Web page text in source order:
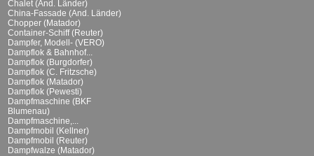
Chalet (And. Länder)
China-Fassade (And. Länder)
Chopper (Matador)
Container-Schiff (Reuter)
Dampfer, Modell- (VERO)
Dampflok & Bahnhof...
Dampflok (Burgdorfer)
Dampflok (C. Fritzsche)
Dampflok (Matador)
Dampflok (Pewesti)
Dampfmaschine (BKF
Blumenau)
Dampfmaschine,...
Dampfmobil (Kellner)
Dampfmobil (Reuter)
Dampfwalze (Matador)